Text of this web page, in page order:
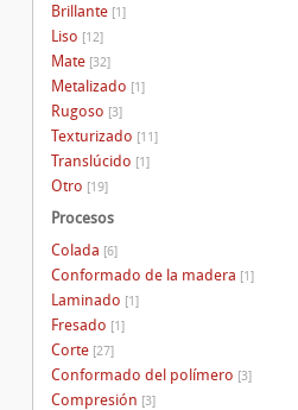
Brillante [1]
Liso [12]
Mate [32]
Metalizado [1]
Rugoso [3]
Texturizado [11]
Translúcido [1]
Otro [19]
Procesos
Colada [6]
Conformado de la madera [1]
Laminado [1]
Fresado [1]
Corte [27]
Conformado del polímero [3]
Compresión [3]